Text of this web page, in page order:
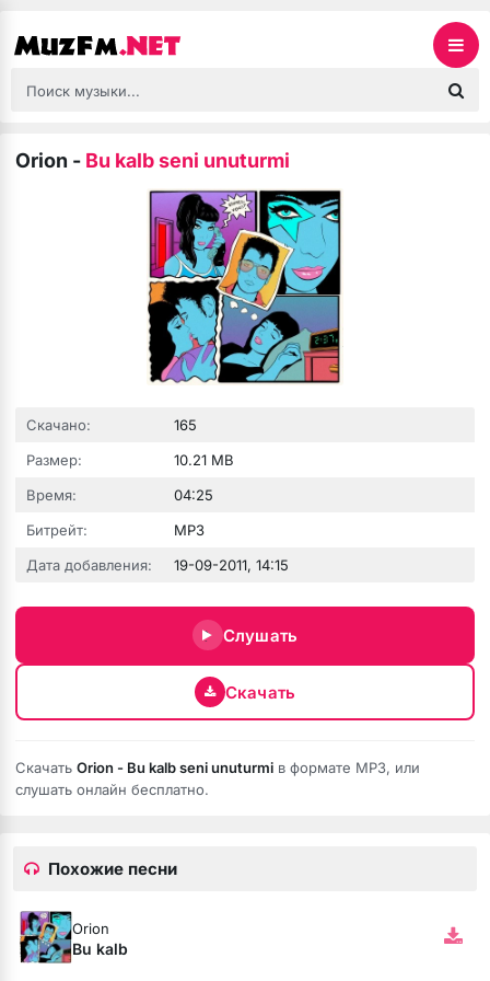
Orion - Bu kalb seni unuturmi
Скачано:
165
Размер:
10.21 MB
Время:
04:25
Битрейт:
MP3
Дата добавления:
19-09-2011, 14:15
Слушать
Скачать
Скачать Orion - Bu kalb seni unuturmi в формате MP3, или
слушать онлайн бесплатно.
Похожие песни
Orion
Bu kalb